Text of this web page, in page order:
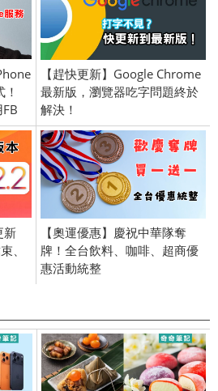
【趕快更新】Google Chrome
最新版，瀏覽器吃字問題終於
解決！
新
、
【奧運優惠】慶祝中華隊奪
牌！全台飲料、咖啡、超商優
惠活動統整